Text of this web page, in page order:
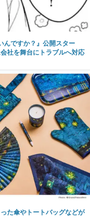
んですか？』公開スター
社を舞台にトラブルへ対応
た傘やトートバッグなどが